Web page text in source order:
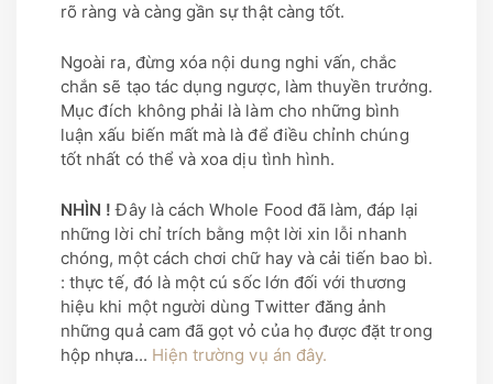
rõ ràng và càng gần sự thật càng tốt.
Ngoài ra, đừng xóa nội dung nghi vấn, chắc
chắn sẽ tạo tác dụng ngược, làm thuyền trưởng.
Mục đích không phải là làm cho những bình
luận xấu biến mất mà là để điều chỉnh chúng
tốt nhất có thể và xoa dịu tình hình.
NHÌN ! Đây là cách Whole Food đã làm, đáp lại
những lời chỉ trích bằng một lời xin lỗi nhanh
chóng, một cách chơi chữ hay và cải tiến bao bì.
: thực tế, đó là một cú sốc lớn đối với thương
hiệu khi một người dùng Twitter đăng ảnh
những quả cam đã gọt vỏ của họ được đặt trong
hộp nhựa... Hiện trường vụ án đây.